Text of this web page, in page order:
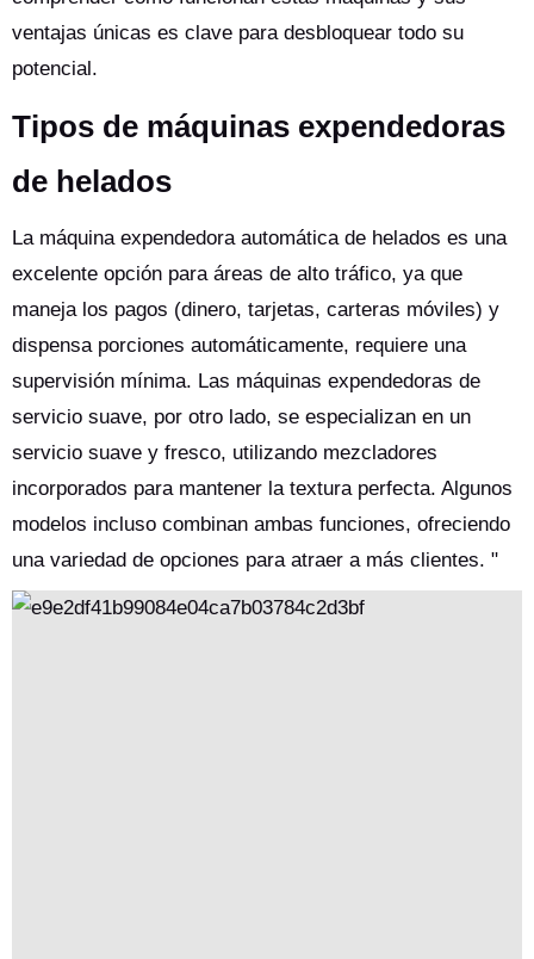
ventajas únicas es clave para desbloquear todo su
potencial.
Tipos de máquinas expendedoras
de helados
La máquina expendedora automática de helados es una
excelente opción para áreas de alto tráfico, ya que
maneja los pagos (dinero, tarjetas, carteras móviles) y
dispensa porciones automáticamente, requiere una
supervisión mínima. Las máquinas expendedoras de
servicio suave, por otro lado, se especializan en un
servicio suave y fresco, utilizando mezcladores
incorporados para mantener la textura perfecta. Algunos
modelos incluso combinan ambas funciones, ofreciendo
una variedad de opciones para atraer a más clientes. "